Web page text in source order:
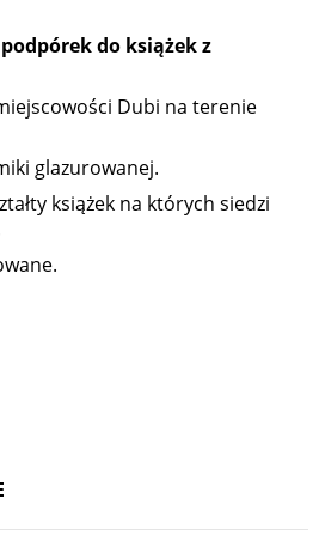
do książek z
Dubi na terenie
glazurowanej.
książek na których siedzi